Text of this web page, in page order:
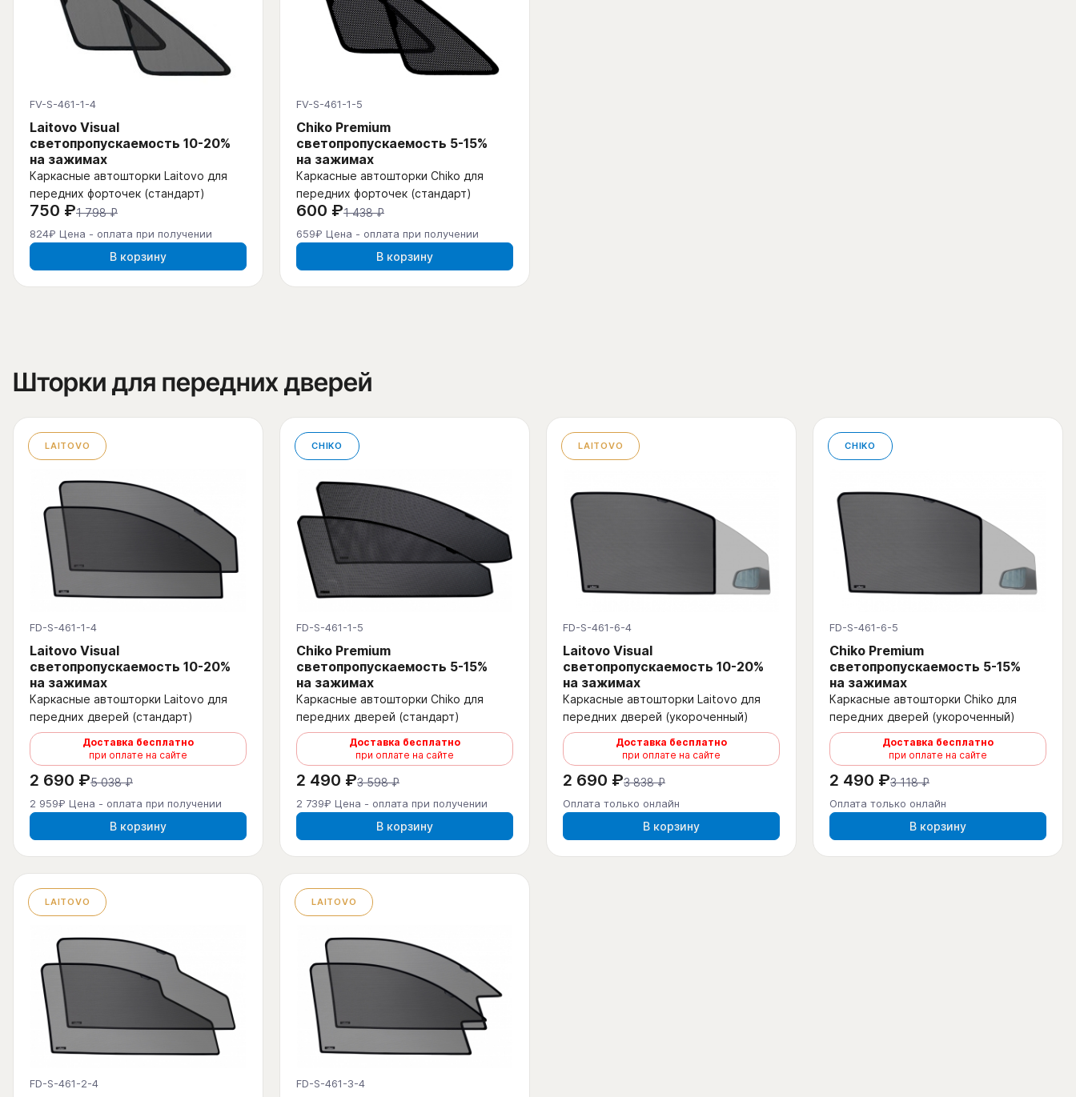
FV-S-461-1-4
Laitovo Visual
светопропускаемость 10-20%
на зажимах
Каркасные автошторки Laitovo для
передних форточек (стандарт)
750 ₽1 798 ₽
824₽ Цена - оплата при получении
В корзину
FV-S-461-1-5
Chiko Premium
светопропускаемость 5-15%
на зажимах
Каркасные автошторки Chiko для
передних форточек (стандарт)
600 ₽1 438 ₽
659₽ Цена - оплата при получении
В корзину
Шторки для передних дверей
LAITOVO
FD-S-461-1-4
Laitovo Visual
светопропускаемость 10-20%
на зажимах
Каркасные автошторки Laitovo для
передних дверей (стандарт)
Доставка бесплатно
при оплате на сайте
2 690 ₽5 038 ₽
2 959₽ Цена - оплата при получении
В корзину
CHIKO
FD-S-461-1-5
Chiko Premium
светопропускаемость 5-15%
на зажимах
Каркасные автошторки Chiko для
передних дверей (стандарт)
Доставка бесплатно
при оплате на сайте
2 490 ₽3 598 ₽
2 739₽ Цена - оплата при получении
В корзину
LAITOVO
FD-S-461-6-4
Laitovo Visual
светопропускаемость 10-20%
на зажимах
Каркасные автошторки Laitovo для
передних дверей (укороченный)
Доставка бесплатно
при оплате на сайте
2 690 ₽3 838 ₽
Оплата только онлайн
В корзину
CHIKO
FD-S-461-6-5
Chiko Premium
светопропускаемость 5-15%
на зажимах
Каркасные автошторки Chiko для
передних дверей (укороченный)
Доставка бесплатно
при оплате на сайте
2 490 ₽3 118 ₽
Оплата только онлайн
В корзину
LAITOVO
FD-S-461-2-4
LAITOVO
FD-S-461-3-4